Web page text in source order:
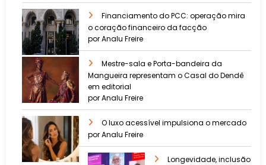
Financiamento do PCC: operação mira
o coração financeiro da facção
por Analu Freire
Mestre-sala e Porta-bandeira da
Mangueira representam o Casal do Dendê
em editorial
por Analu Freire
O luxo acessível impulsiona o mercado
por Analu Freire
Longevidade, inclusão